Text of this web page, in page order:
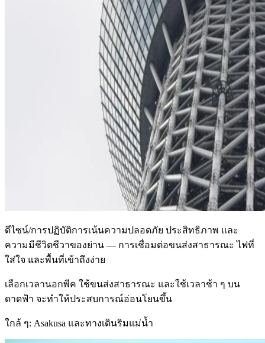
ดีไซน์/การปฏิบัติการเน้นความปลอดภัย ประสิทธิภาพ และ
ความมีชีวิตชีวาของย่าน — การเชื่อมต่อขนส่งสาธารณะ ไฟที่
ใส่ใจ และพื้นที่เข้าถึงง่าย
เลือกเวลานอกพีค ใช้ขนส่งสาธารณะ และใช้เวลาช้า ๆ บน
ดาดฟ้า จะทำให้ประสบการณ์อ่อนโยนขึ้น
ใกล้ ๆ: Asakusa และทางเดินริมแม่น้ำ